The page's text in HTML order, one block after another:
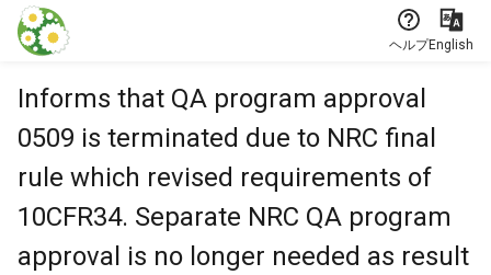
本文に飛ぶ
ヘルプEnglish
Informs that QA program approval
0509 is terminated due to NRC final
rule which revised requirements of
10CFR34. Separate NRC QA program
approval is no longer needed as result